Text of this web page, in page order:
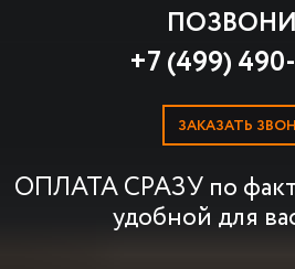
+7 (499)
ЗАКАЗАТЬ
ОПЛАТА СРАЗУ по
удобной для